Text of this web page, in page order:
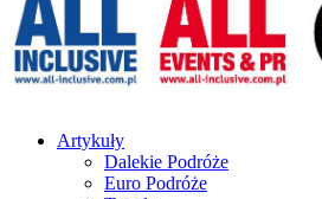
Artykuły
Dalekie Podróże
Euro Podróże